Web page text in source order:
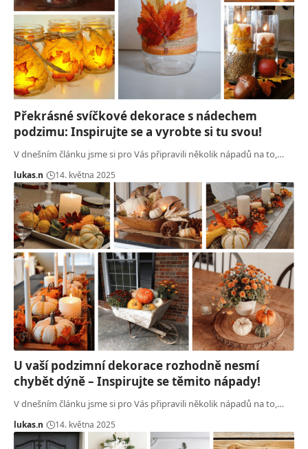
Překrásné svíčkové dekorace s nádechem
podzimu: Inspirujte se a vyrobte si tu svou!
V dnešním článku jsme si pro Vás připravili několik nápadů na to,…
lukas.n 14. května 2025
U vaší podzimní dekorace rozhodně nesmí
chybět dýně – Inspirujte se těmito nápady!
V dnešním článku jsme si pro Vás připravili několik nápadů na to,…
lukas.n 14. května 2025